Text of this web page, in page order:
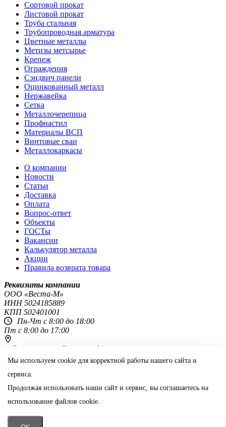
Сортовой прокат
Листовой прокат
Труба стальная
Трубопроводная арматура
Цветные металлы
Метизы метсырье
Крепеж
Ограждения
Сэндвич панели
Оцинкованный металл
Нержавейка
Сетка
Металлочерепица
Профнастил
Материалы ВСП
Винтовые сваи
Металлокаркасы
О компании
Новости
Статьи
Доставка
Оплата
Вопрос-ответ
Объекты
ГОСТы
Вакансии
Калькулятор металла
Акции
Правила возврата товара
Реквизиты компании
OOO «Веста-М»
ИНН5024185889
КПП502401001
Пн-Чт с 8:00 до 18:00
Пт с 8:00 до 17:00
г. Ярославль,
ул. Гагарина 64г
8 800 444-51-48 +7 (4852) 60-65-25
yar@vestametall.ru
Поделиться:
Информация на сайте не является публичной офертой
Мы используем cookie для корректной работы нашего сайта и
сервиса.
Продолжая использовать наши сайт и сервис, вы соглашаетесь на
использование файлов cookie.